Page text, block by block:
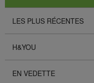
LES PLUS RÉCENTES
H&YOU
EN VEDETTE